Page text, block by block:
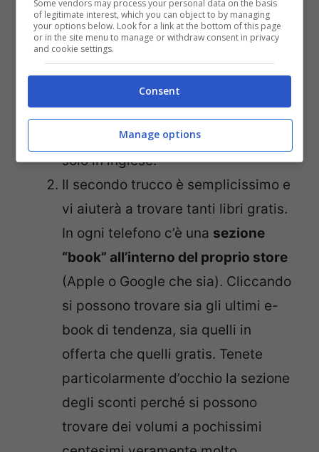
invio. A questo punto, nella maggior
parte dei casi, dovreste riuscire a
trovare il libro di vostro interesse in
un comodissimo formato pdf.
Attenzione però, perché tanti titoli,
tramite questo trucchetto si trovano
solo in inglese.
Il secondo trucco è semplicissimo e
vi aiuterà a trovare tanti libri gratis.
In ogni telefono c’è una sezione
“book” all’interno del proprio store
(Apple o Google che sia). Cliccando
si possono trovare sia gli ultimi e-
book di tendenza, sia quelli in
offerta che quelli gratis. Tenete
particolarmente d’occhio la sezione
degli sconti perché si possono
trovare dei volumi a pochissimi
Some vendors may process your personal data on the basis
of legitimate interest, which you can object to by managing
your options below. Look for a link at the bottom of this page
or in the site menu to manage or withdraw consent in privacy
and cookie settings.
Consent
Manage options